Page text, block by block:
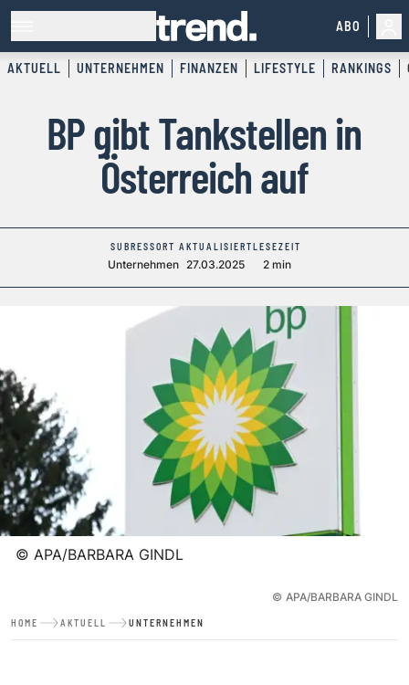
ABO
AKTUELL UNTERNEHMEN FINANZEN LIFESTYLE RANKINGS
BP gibt Tankstellen in
Österreich auf
SUBRESSORT
Unternehmen
AKTUALISIERT
27.03.2025
LESEZEIT
2 min
© APA/BARBARA GINDL
© APA/BARBARA GINDL
HOME AKTUELL UNTERNEHMEN